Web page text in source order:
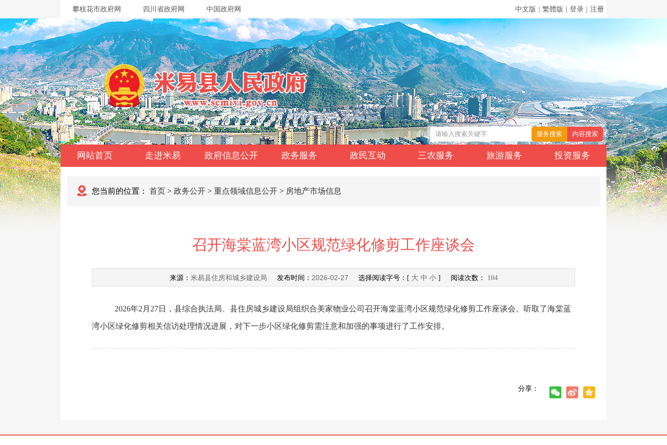
攀枝花市政府网 四川省政府网 中国政府网 中文版 繁體版 登录 注册
网站首页 走进米易 政府信息公开 政务服务 政民互动 三农服务 旅游服务 投资服务
您当前的位置： 首页 > 政务公开 > 重点领域信息公开 > 房地产市场信息
召开海棠蓝湾小区规范绿化修剪工作座谈会
来源： 米易县住房和城乡建设局 发布时间： 2026-02-27 选择阅读字号：[ 大 中 小] 阅读次数： 104
2026年2月27日，县综合执法局、县住房城乡建设局组织合美家物业公司召开海棠蓝湾小区规范绿化修剪工作座谈会。听取了海棠蓝
湾小区绿化修剪相关信访处理情况进展，对下一步小区绿化修剪需注意和加强的事项进行了工作安排。
分享：